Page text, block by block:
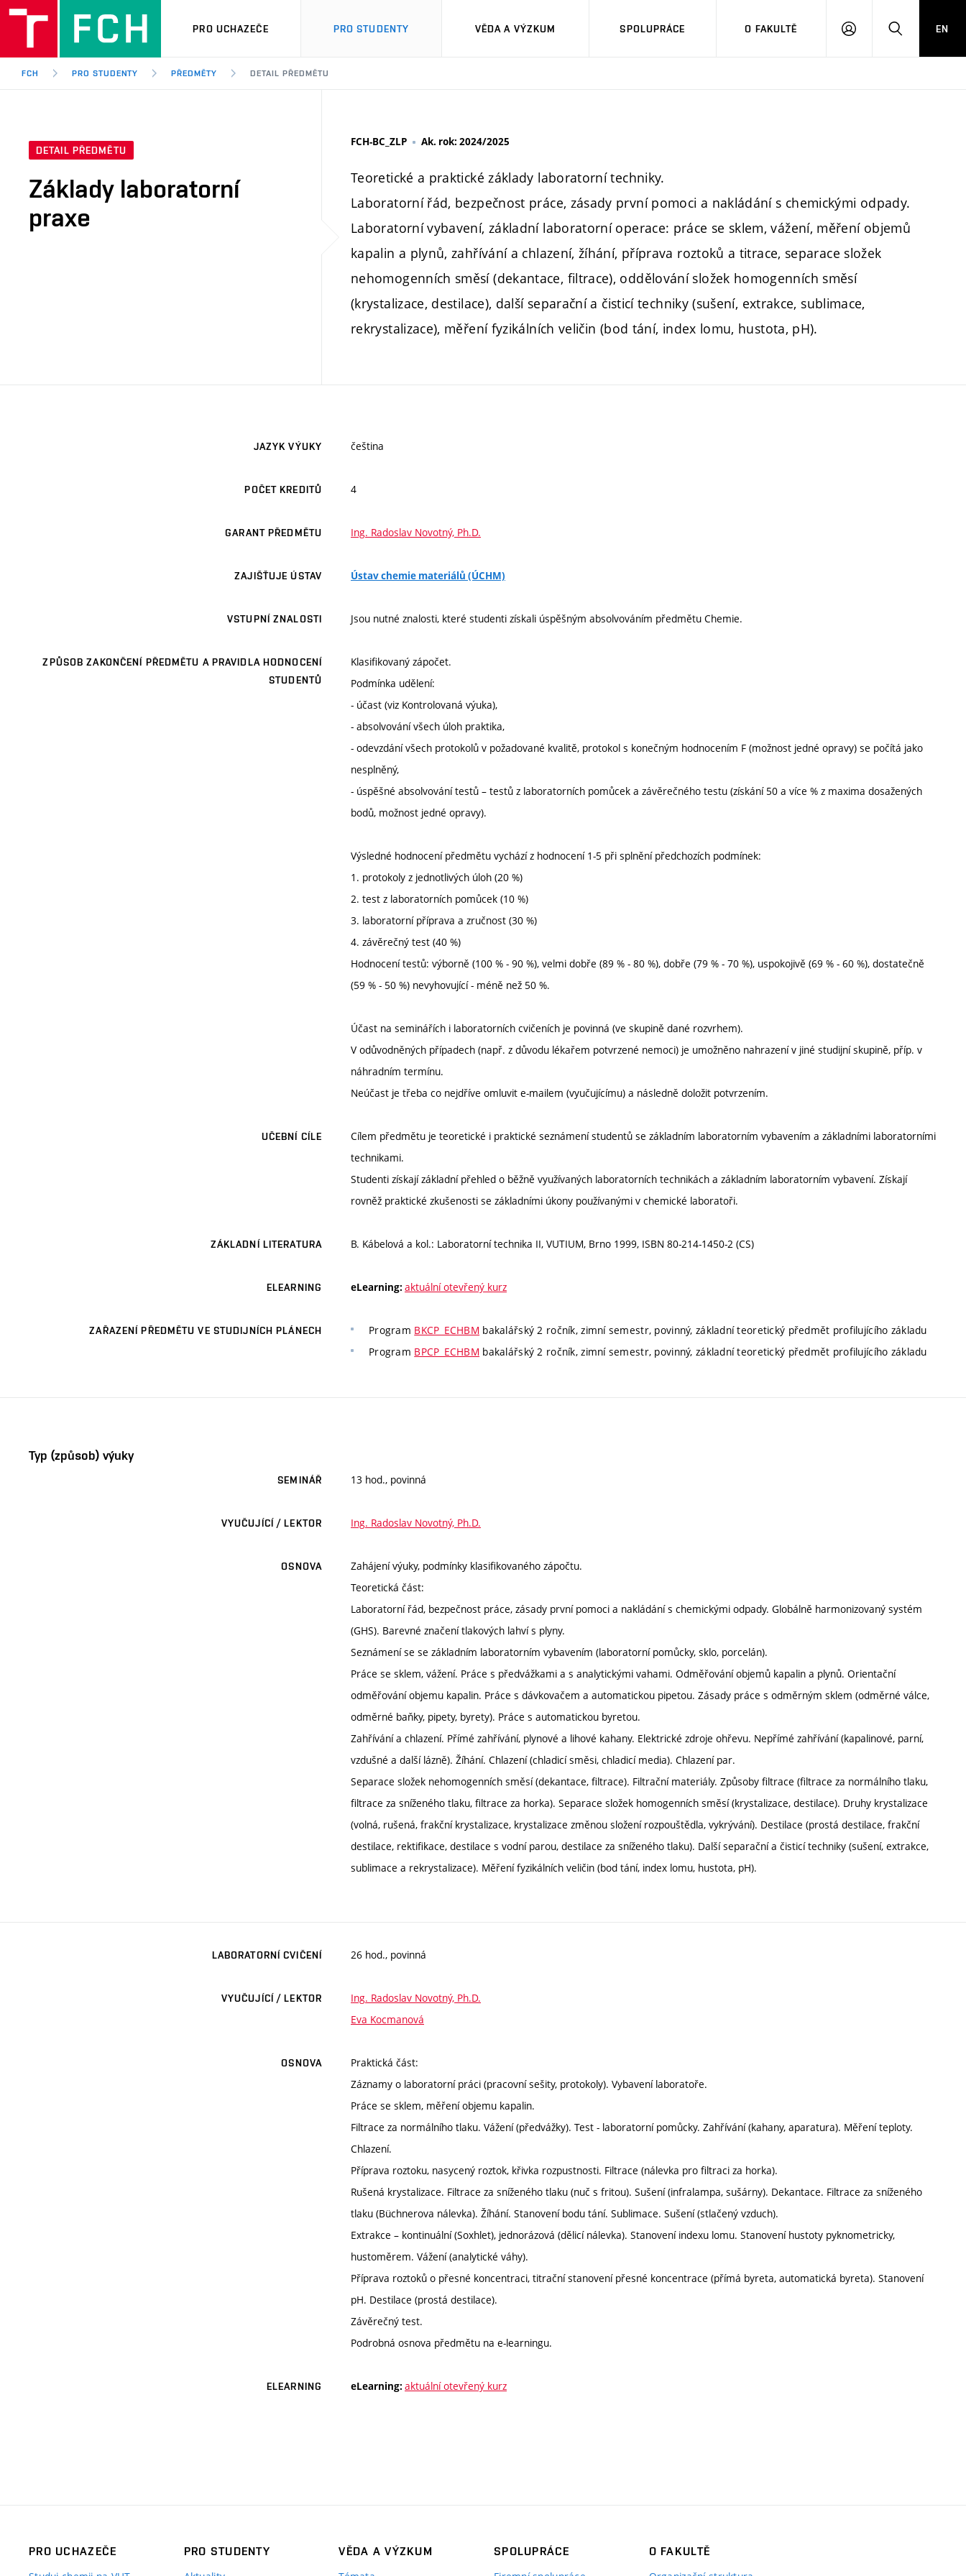
PRO UCHAZEČE PRO STUDENTY VĚDA A VÝZKUM SPOLUPRÁCE O FAKULTĚ
PŘIHLÁSITHLEDAT
EN
FCH PRO STUDENTY PŘEDMĚTY DETAIL PŘEDMĚTU
DETAIL PŘEDMĚTU
Základy laboratorní
praxe
FCH-BC_ZLP Ak. rok: 2024/2025
Teoretické a praktické základy laboratorní techniky.
Laboratorní řád, bezpečnost práce, zásady první pomoci a nakládání s chemickými odpady.
Laboratorní vybavení, základní laboratorní operace: práce se sklem, vážení, měření objemů
kapalin a plynů, zahřívání a chlazení, žíhání, příprava roztoků a titrace, separace složek
nehomogenních směsí (dekantace, filtrace), oddělování složek homogenních směsí
(krystalizace, destilace), další separační a čisticí techniky (sušení, extrakce, sublimace,
rekrystalizace), měření fyzikálních veličin (bod tání, index lomu, hustota, pH).
JAZYK VÝUKY čeština
POČET KREDITŮ 4
GARANT PŘEDMĚTU Ing. Radoslav Novotný, Ph.D.
ZAJIŠŤUJE ÚSTAV Ústav chemie materiálů (ÚCHM)
VSTUPNÍ ZNALOSTI Jsou nutné znalosti, které studenti získali úspěšným absolvováním předmětu Chemie.
ZPŮSOB ZAKONČENÍ PŘEDMĚTU A PRAVIDLA HODNOCENÍ
STUDENTŮ
Klasifikovaný zápočet.
Podmínka udělení:
- účast (viz Kontrolovaná výuka),
- absolvování všech úloh praktika,
- odevzdání všech protokolů v požadované kvalitě, protokol s konečným hodnocením F (možnost jedné opravy) se počítá jako
nesplněný,
- úspěšné absolvování testů – testů z laboratorních pomůcek a závěrečného testu (získání 50 a více % z maxima dosažených
bodů, možnost jedné opravy).
Výsledné hodnocení předmětu vychází z hodnocení 1-5 při splnění předchozích podmínek:
1. protokoly z jednotlivých úloh (20 %)
2. test z laboratorních pomůcek (10 %)
3. laboratorní příprava a zručnost (30 %)
4. závěrečný test (40 %)
Hodnocení testů: výborně (100 % - 90 %), velmi dobře (89 % - 80 %), dobře (79 % - 70 %), uspokojivě (69 % - 60 %), dostatečně
(59 % - 50 %) nevyhovující - méně než 50 %.
Účast na seminářích i laboratorních cvičeních je povinná (ve skupině dané rozvrhem).
V odůvodněných případech (např. z důvodu lékařem potvrzené nemoci) je umožněno nahrazení v jiné studijní skupině, příp. v
náhradním termínu.
Neúčast je třeba co nejdříve omluvit e-mailem (vyučujícímu) a následně doložit potvrzením.
UČEBNÍ CÍLE
Cílem předmětu je teoretické i praktické seznámení studentů se základním laboratorním vybavením a základními laboratorními
technikami.
Studenti získají základní přehled o běžně využívaných laboratorních technikách a základním laboratorním vybavení. Získají
rovněž praktické zkušenosti se základními úkony používanými v chemické laboratoři.
ZÁKLADNÍ LITERATURA B. Kábelová a kol.: Laboratorní technika II, VUTIUM, Brno 1999, ISBN 80-214-1450-2 (CS)
ELEARNING eLearning: aktuální otevřený kurz
ZAŘAZENÍ PŘEDMĚTU VE STUDIJNÍCH PLÁNECH Program BKCP_ECHBM bakalářský 2 ročník, zimní semestr, povinný, základní teoretický předmět profilujícího základu
Program BPCP_ECHBM bakalářský 2 ročník, zimní semestr, povinný, základní teoretický předmět profilujícího základu
Typ (způsob) výuky
SEMINÁŘ 13 hod., povinná
VYUČUJÍCÍ / LEKTOR Ing. Radoslav Novotný, Ph.D.
OSNOVA
Zahájení výuky, podmínky klasifikovaného zápočtu.
Teoretická část:
Laboratorní řád, bezpečnost práce, zásady první pomoci a nakládání s chemickými odpady. Globálně harmonizovaný systém
(GHS). Barevné značení tlakových lahví s plyny.
Seznámení se se základním laboratorním vybavením (laboratorní pomůcky, sklo, porcelán).
Práce se sklem, vážení. Práce s předvážkami a s analytickými vahami. Odměřování objemů kapalin a plynů. Orientační
odměřování objemu kapalin. Práce s dávkovačem a automatickou pipetou. Zásady práce s odměrným sklem (odměrné válce,
odměrné baňky, pipety, byrety). Práce s automatickou byretou.
Zahřívání a chlazení. Přímé zahřívání, plynové a lihové kahany. Elektrické zdroje ohřevu. Nepřímé zahřívání (kapalinové, parní,
vzdušné a další lázně). Žíhání. Chlazení (chladicí směsi, chladicí media). Chlazení par.
Separace složek nehomogenních směsí (dekantace, filtrace). Filtrační materiály. Způsoby filtrace (filtrace za normálního tlaku,
filtrace za sníženého tlaku, filtrace za horka). Separace složek homogenních směsí (krystalizace, destilace). Druhy krystalizace
(volná, rušená, frakční krystalizace, krystalizace změnou složení rozpouštědla, vykrývání). Destilace (prostá destilace, frakční
destilace, rektifikace, destilace s vodní parou, destilace za sníženého tlaku). Další separační a čisticí techniky (sušení, extrakce,
sublimace a rekrystalizace). Měření fyzikálních veličin (bod tání, index lomu, hustota, pH).
LABORATORNÍ CVIČENÍ 26 hod., povinná
VYUČUJÍCÍ / LEKTOR
Ing. Radoslav Novotný, Ph.D.
Eva Kocmanová
OSNOVA
Praktická část:
Záznamy o laboratorní práci (pracovní sešity, protokoly). Vybavení laboratoře.
Práce se sklem, měření objemu kapalin.
Filtrace za normálního tlaku. Vážení (předvážky). Test - laboratorní pomůcky. Zahřívání (kahany, aparatura). Měření teploty.
Chlazení.
Příprava roztoku, nasycený roztok, křivka rozpustnosti. Filtrace (nálevka pro filtraci za horka).
Rušená krystalizace. Filtrace za sníženého tlaku (nuč s fritou). Sušení (infralampa, sušárny). Dekantace. Filtrace za sníženého
tlaku (Büchnerova nálevka). Žíhání. Stanovení bodu tání. Sublimace. Sušení (stlačený vzduch).
Extrakce – kontinuální (Soxhlet), jednorázová (dělicí nálevka). Stanovení indexu lomu. Stanovení hustoty pyknometricky,
hustoměrem. Vážení (analytické váhy).
Příprava roztoků o přesné koncentraci, titrační stanovení přesné koncentrace (přímá byreta, automatická byreta). Stanovení
pH. Destilace (prostá destilace).
Závěrečný test.
Podrobná osnova předmětu na e-learningu.
ELEARNING eLearning: aktuální otevřený kurz
PRO UCHAZEČE
PRO STUDENTY
VĚDA A VÝZKUM
SPOLUPRÁCE
O FAKULTĚ